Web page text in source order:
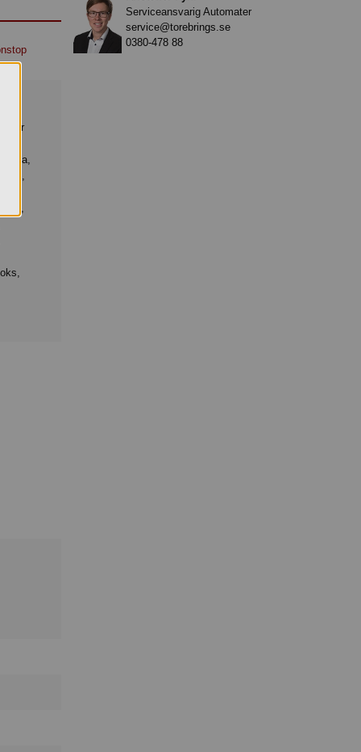
Serviceansvarig Automater
service@torebrings.se
0380-478 88